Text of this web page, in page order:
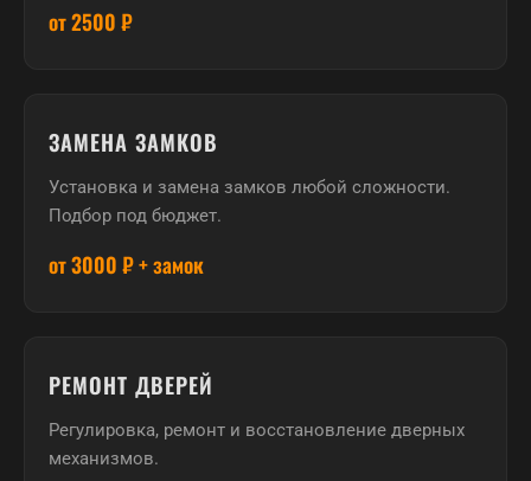
от 2500 ₽
ЗАМЕНА ЗАМКОВ
Установка и замена замков любой сложности.
Подбор под бюджет.
от 3000 ₽ + замок
РЕМОНТ ДВЕРЕЙ
Регулировка, ремонт и восстановление дверных
механизмов.